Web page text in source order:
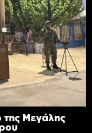
της Μεγάλης